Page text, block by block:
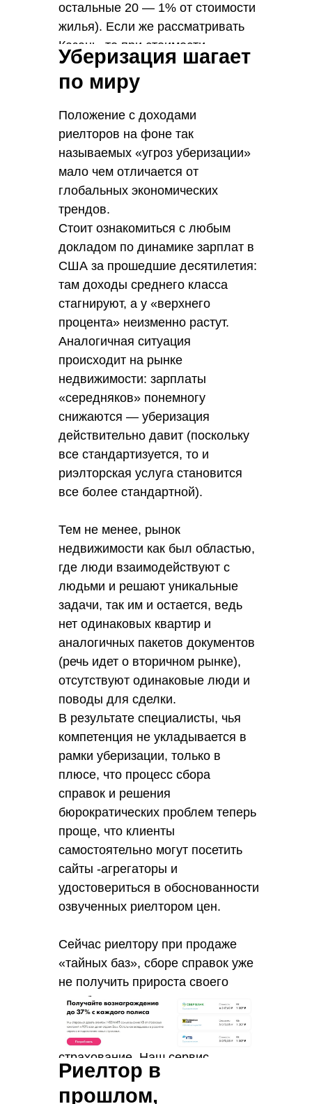
остальные 20 — 1% от стоимости
жилья). Если же рассматривать
Казань, то при стоимости
недвижимости в 3,9 млн рублей и
при аналогичном раскладе
уже 69 тысяч рублей.
Уберизация шагает
по миру
Положение с доходами
риелторов на фоне так
называемых «угроз уберизации»
мало чем отличается от
глобальных экономических
трендов.
Стоит ознакомиться с любым
докладом по динамике зарплат в
США за прошедшие десятилетия:
там доходы среднего класса
стагнируют, а у «верхнего
процента» неизменно растут.
Аналогичная ситуация
происходит на рынке
недвижимости: зарплаты
«середняков» понемногу
снижаются — уберизация
действительно давит (поскольку
все стандартизуется, то и
риэлторская услуга становится
все более стандартной).
Тем не менее, рынок
недвижимости как был областью,
где люди взаимодействуют с
людьми и решают уникальные
задачи, так им и остается, ведь
нет одинаковых квартир и
аналогичных пакетов документов
(речь идет о вторичном рынке),
отсутствуют одинаковые люди и
поводы для сделки.
В результате специалисты, чья
компетенция не укладывается в
рамки уберизации, только в
плюсе, что процесс сбора
справок и решения
бюрократических проблем теперь
проще, что клиенты
самостоятельно могут посетить
сайты -агрегаторы и
удостовериться в обоснованности
озвученных риелтором цен.
Сейчас риелтору при продаже
«тайных баз», сборе справок уже
не получить прироста своего
заработка, но хорошие эксперты
зарабатывают на другом.
Например на ипотечном
страхование. Наш сервис
Инсмарт Ипотека
риэлторам получить
Риелтор в
прошлом,